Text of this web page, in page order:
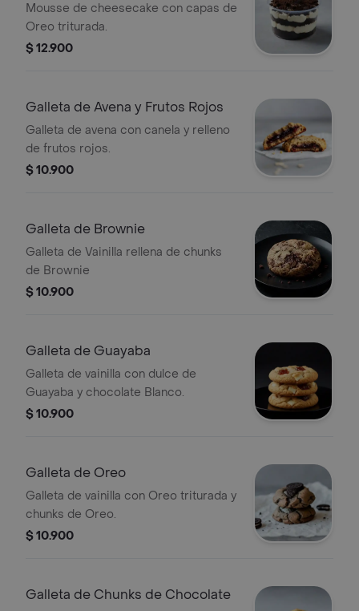
Mousse de cheesecake con capas de
Oreo triturada.
$ 12.900
Galleta de Avena y Frutos Rojos
Galleta de avena con canela y relleno
de frutos rojos.
$ 10.900
Galleta de Brownie
Galleta de Vainilla rellena de chunks
de Brownie
$ 10.900
Galleta de Guayaba
Galleta de vainilla con dulce de
Guayaba y chocolate Blanco.
$ 10.900
Galleta de Oreo
Galleta de vainilla con Oreo triturada y
chunks de Oreo.
$ 10.900
Galleta de Chunks de Chocolate